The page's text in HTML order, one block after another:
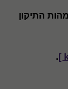
התיקון
.